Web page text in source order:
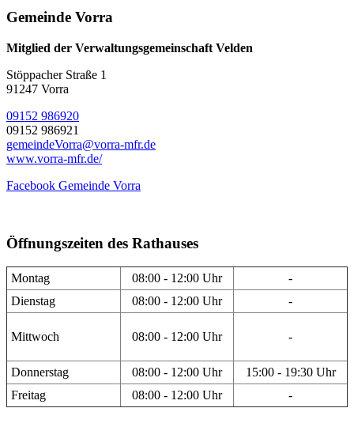
Gemeinde Vorra
Mitglied der Verwaltungsgemeinschaft Velden
Stöppacher Straße 1
91247 Vorra
09152 986920
09152 986921
gemeindeVorra@vorra-mfr.de
www.vorra-mfr.de/
Facebook Gemeinde Vorra
Öffnungszeiten des Rathauses
Montag 08:00 - 12:00 Uhr
-
Dienstag
08:00 - 12:00 Uhr -
Mittwoch 08:00 - 12:00 Uhr -
Donnerstag 08:00 - 12:00 Uhr
15:00 - 19:30 Uhr
Freitag
08:00 - 12:00 Uhr -